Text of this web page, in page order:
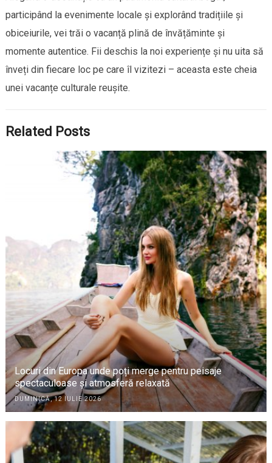
participând la evenimente locale și explorând tradițiile și
obiceiurile, vei trăi o vacanță plină de învățăminte și
momente autentice. Fii deschis la noi experiențe și nu uita să
înveți din fiecare loc pe care îl vizitezi – aceasta este cheia
unei vacanțe culturale reușite.
Related Posts
Locuri din Europa unde poți merge pentru peisaje
spectaculoase și atmosferă relaxată
DUMINICĂ, 12 IULIE 2026